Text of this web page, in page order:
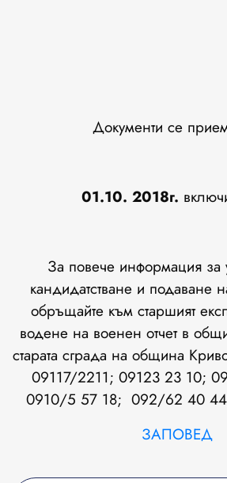
Документи се
01.10. 2018г.
За повече информация за
кандидатстване и подаване
обръщайте към старшият
водене на военен отчет в
старата сграда на община
09117/2211; 09123 23 10;
0910/5 57 18; 092/62 40
ЗАПОВЕД